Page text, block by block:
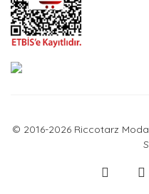
© 2016-2026 Riccotarz